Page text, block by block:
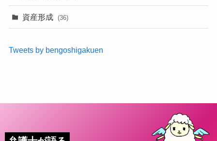
資産形成 (36)
Tweets by bengoshigakuen